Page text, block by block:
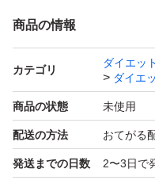
末・ガルシニアエキス
末・L-カルニチン・ス
たサポート成分を配合。
を。
商品の情報
カテゴリ
ダイエッ
ダイエ
商品の状態 未使用
配送の方法 おてがる
発送までの日数 2〜3日で